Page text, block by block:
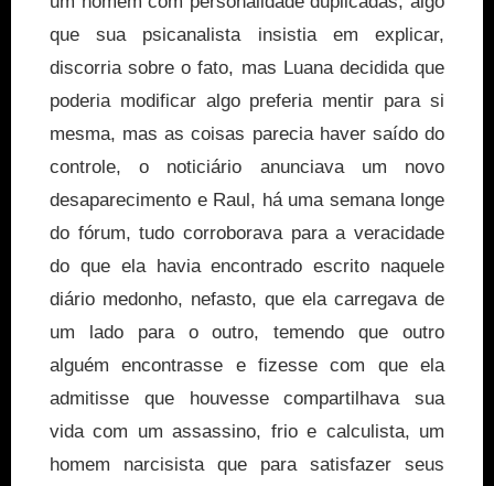
que sua psicanalista insistia em explicar,
discorria sobre o fato, mas Luana decidida que
poderia modificar algo preferia mentir para si
mesma, mas as coisas parecia haver saído do
controle, o noticiário anunciava um novo
desaparecimento e Raul, há uma semana longe
do fórum, tudo corroborava para a veracidade
do que ela havia encontrado escrito naquele
diário medonho, nefasto, que ela carregava de
um lado para o outro, temendo que outro
alguém encontrasse e fizesse com que ela
admitisse que houvesse compartilhava sua
vida com um assassino, frio e calculista, um
homem narcisista que para satisfazer seus